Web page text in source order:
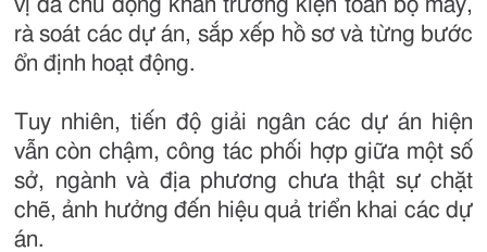
rà soát các dự án, sắp xếp hồ sơ và từng bước
ổn định hoạt động.
Tuy nhiên, tiến độ giải ngân các dự án hiện
vẫn còn chậm, công tác phối hợp giữa một số
sở, ngành và địa phương chưa thật sự chặt
chẽ, ảnh hưởng đến hiệu quả triển khai các dự
án.